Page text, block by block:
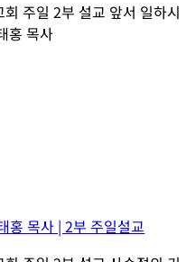
주일 2부 설교 앞서 일하시
홍 목사
홍 목사 | 2부 주일설교